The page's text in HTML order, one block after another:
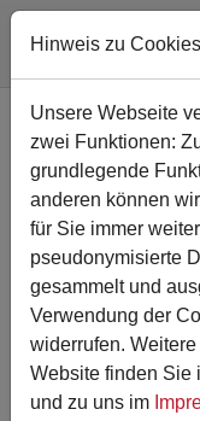
18.01.2024
Hinweis zu Cookies
Unsere Webseite
zwei Funktionen:
grundlegende
anderen können
für Sie immer
pseudonymisierte
gesammelt und
Verwendung der
widerrufen.
Website finden Sie
und zu uns im